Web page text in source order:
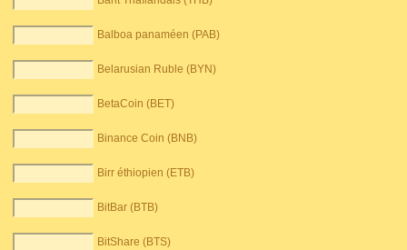
Balboa panaméen (PAB)
Belarusian Ruble (BYN)
BetaCoin (BET)
Binance Coin (BNB)
Birr éthiopien (ETB)
BitBar (BTB)
BitShare (BTS)